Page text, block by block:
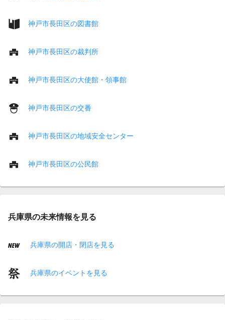
神戸市長田区の図書館
神戸市長田区の裁判所
神戸市長田区の大使館・領事館
神戸市長田区の交番
神戸市長田区の地域安全センター
神戸市長田区の公民館
兵庫県の未来情報を見る
兵庫県の開店・閉店を見る
兵庫県のイベントを見る